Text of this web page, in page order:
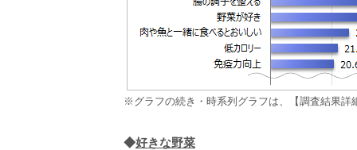
※グラフの続き・時系列グラフは、【調査結果詳
◆好きな野菜